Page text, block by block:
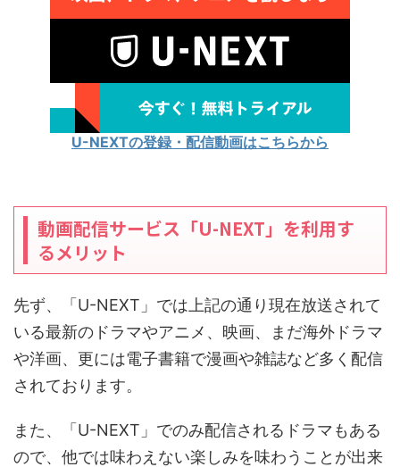
U-NEXTの登録・配信動画はこちらから
動画配信サービス「U-NEXT」を利用す
るメリット
先ず、「U-NEXT」では上記の通り現在放送されて
いる最新のドラマやアニメ、映画、まだ海外ドラマ
や洋画、更には電子書籍で漫画や雑誌など多く配信
されております。
また、「U-NEXT」でのみ配信されるドラマもある
ので、他では味わえない楽しみを味わうことが出来